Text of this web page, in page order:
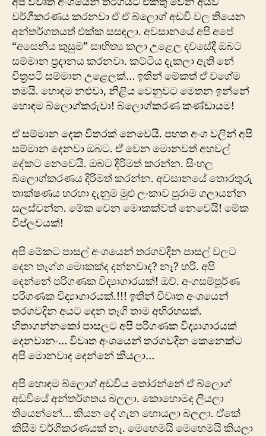
වර්ගීකරණය කරනවා ඒ ඒ බ්ලොග් අඩවි වල තියෙන
අන්තර්ගතයත් එක්ක සසඳලා. අවසානයේ අපි අපේ
“අසෙනිය කුසුම” සාහිත්‍ය කලා උළෙල දවසේදී ඔබට
සම්මාන ප්‍රදානය කරනවා. කට්ටිය දැකලා ඇති නේ
චිත්‍රපටි සම්මාන උළෙලක්… ඉතින් මේකත් ඒ වගේම
තමයි. හොඳම නළුවා, නිළිය වෙනුවට මෙතන ඉන්නේ
‍හොඳම බ්ලොග්කරුවා! බ්ලොග්කරණ කණ්ඩායම!
ඒ සම්මාන දෙක විතරක් නෙවෙයි. පහත අංශ වලින් අපි
සම්මාන දෙනවා ඔබට. ඒ වෙන මොනවත් අහවල්
දේකට නෙවෙයි. ඔබට දිරිමත් කරන්න. සිංහල
බ්ලොග්කරණය දිරිමත් කරන්න. අවසානයේ තොරතුරු
තාක්ෂණය හරහා දැනුම මුළු ලංකාව පුරාම ගලායන්න
සලස්වන්න. මේක වෙන මොකක්වත් නෙවෙයි! මේක
විප්ලවයක්!
අපි මේකට පාසල් අංශයෙන් තරගවදින පාසල් වලට
දෙන තෑග්ග මොකක්ද දන්නවාද? නෑ? හරි. අපි
දෙන්නේ පරිගණක විද්‍යාගාරයක්! ඔව්. අංගසම්පූර්ණ
පරිගණක විද්‍යාගාරයක්.!!! ඉතින් විවෘත අංශයෙන්
තරගවදින අයට දෙන තෑගි තාම අභිරහසක්.
හිතාගන්නකෝ පාසලට අපි පරිගණක විද්‍යාගාරයක්
දෙනවානං… විවෘත අංශයෙන් තරගවදින කෙනෙක්ට
අපි මොනවාද දෙන්නේ කියලා…
‍අපි හොඳම බ්ලොග් අඩවිය තෝරන්නේ ඒ බ්ලොග්
අඩවියේ අන්තර්ගතය බලලා. කොහොමද ලියලා
තියෙන්නේ… කියන දේ ගැන හොයලා බලලා. ඒකේ
කිසිම වර්ගීකරණයක් නෑ. මෙහෙමයි මෙහෙමයි කියලා